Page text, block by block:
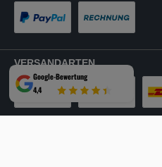
VERSANDARTEN
LKW-Tour Spedition DHL
Google-Bewertung
4,4